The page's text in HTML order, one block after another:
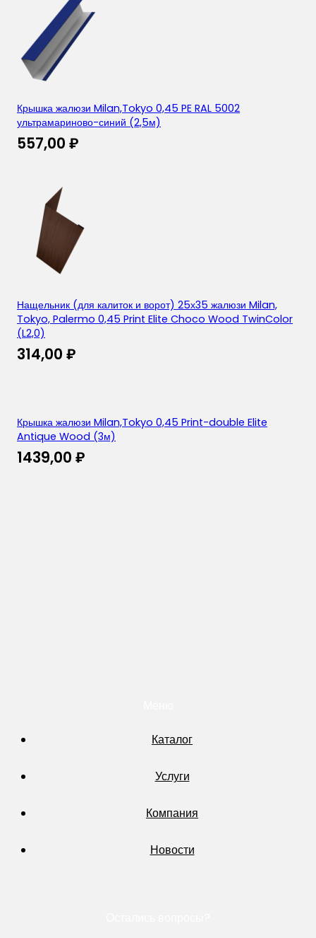
Крышка жалюзи Milan,Tokyo 0,45 PE RAL 5002
ультрамариново-синий (2,5м)
557,00 ₽
Нащельник (для калиток и ворот) 25х35 жалюзи Milan,
Tokyo, Palermo 0,45 Print Elite Choco Wood TwinColor
(L2,0)
314,00 ₽
Крышка жалюзи Milan,Tokyo 0,45 Print-double Elite
Antique Wood (3м)
1439,00 ₽
Каталог
Услуги
Компания
Новости